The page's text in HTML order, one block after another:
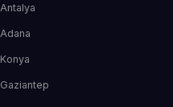
Antalya
Adana
Konya
Gaziantep